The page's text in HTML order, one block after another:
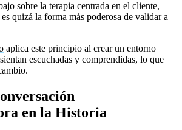
sobre la terapia centrada en el cliente,
quizá la forma más poderosa de validar a
aplica este principio al crear un entorno
escuchadas y comprendidas, lo que
en la Historia